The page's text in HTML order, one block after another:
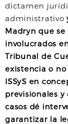
dictamen
administrativo
Madryn que
involucrados
Tribunal de
existencia o
ISSyS en
previsionales y
casos dé
garantizar la